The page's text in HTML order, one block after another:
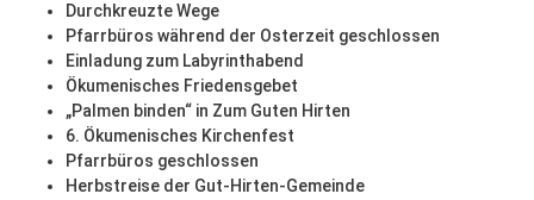
Durchkreuzte Wege
Pfarrbüros während der Osterzeit geschlossen
Einladung zum Labyrinthabend
Ökumenisches Friedensgebet
„Palmen binden“ in Zum Guten Hirten
6. Ökumenisches Kirchenfest
Pfarrbüros geschlossen
Herbstreise der Gut-Hirten-Gemeinde